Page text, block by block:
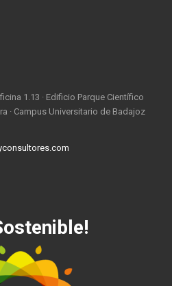
1.13 · Edificio Parque Científico
· Campus Universitario de Badajoz